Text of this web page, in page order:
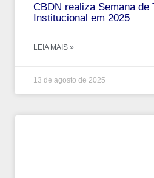
CBDN realiza Semana de
Institucional em 2025
LEIA MAIS »
13 de agosto de 2025